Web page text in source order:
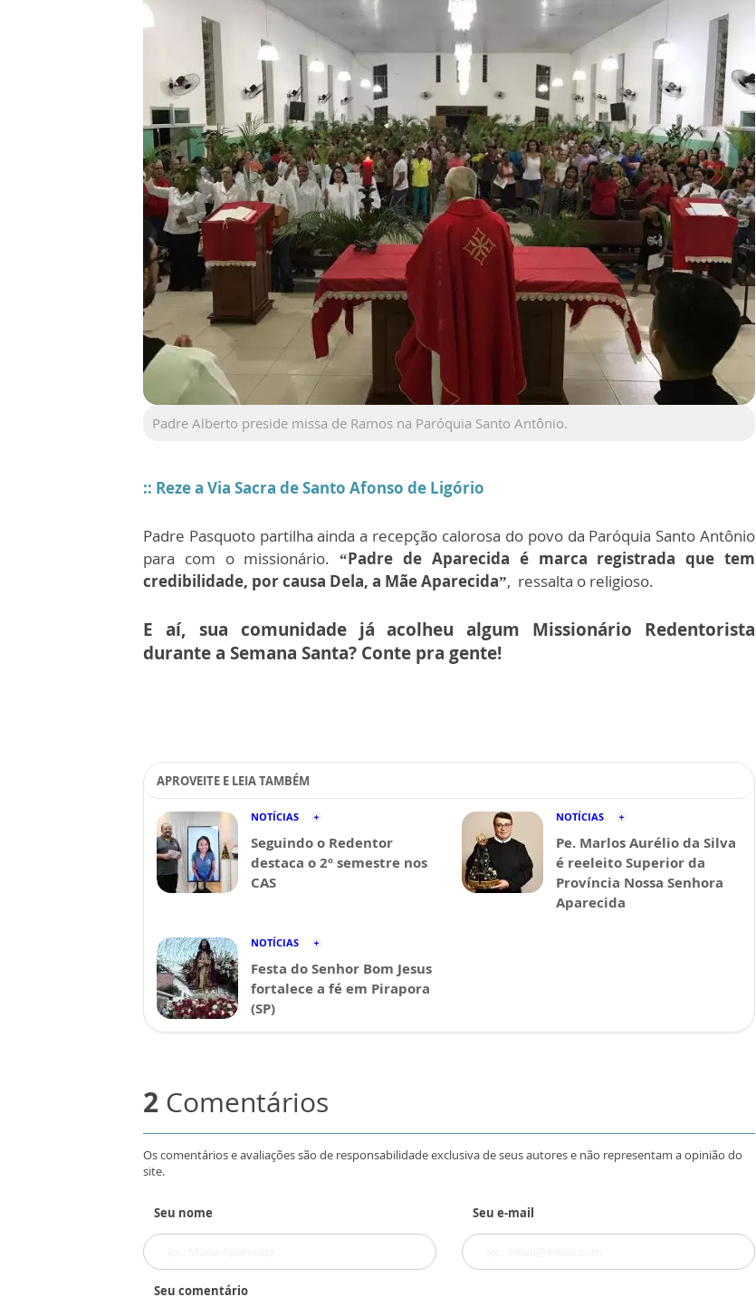
Padre Alberto preside missa de Ramos na Paróquia Santo Antônio.
:: Reze a Via Sacra de Santo Afonso de Ligório
Padre Pasquoto partilha ainda a recepção calorosa do povo da Paróquia Santo Antônio
para com o missionário.“Padre de Aparecida é marca registrada que tem
credibilidade, por causa Dela, a Mãe Aparecida”, ressalta o religioso.
E aí, sua comunidade já acolheu algum Missionário Redentorista
durante a Semana Santa? Conte pra gente!
APROVEITE E LEIA TAMBÉM
NOTÍCIAS
Seguindo o Redentor
destaca o 2º semestre nos
CAS
NOTÍCIAS
Pe. Marlos Aurélio da Silva
é reeleito Superior da
Província Nossa Senhora
Aparecida
NOTÍCIAS
Festa do Senhor Bom Jesus
fortalece a fé em Pirapora
(SP)
2 Comentários
Os comentários e avaliações são de responsabilidade exclusiva de seus autores e não representam a opinião do
site.
Seu nome Seu e-mail
Seu comentário